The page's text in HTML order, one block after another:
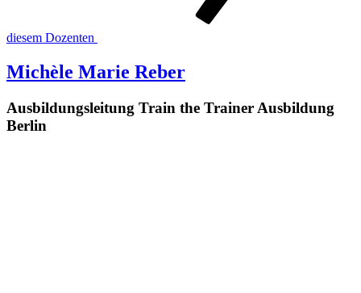
diesem Dozenten
Michèle Marie Reber
Ausbildungsleitung Train the Trainer Ausbildung
Berlin